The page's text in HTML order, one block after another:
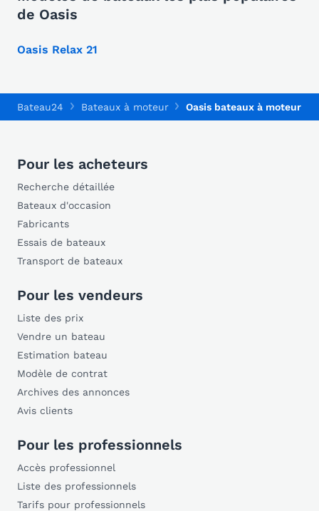
de Oasis
Oasis Relax 21
Bateau24 Bateaux à moteur Oasis bateaux à moteur
Pour les acheteurs
Recherche détaillée
Bateaux d'occasion
Fabricants
Essais de bateaux
Transport de bateaux
Pour les vendeurs
Liste des prix
Vendre un bateau
Estimation bateau
Modèle de contrat
Archives des annonces
Avis clients
Pour les professionnels
Accès professionnel
Liste des professionnels
Tarifs pour professionnels